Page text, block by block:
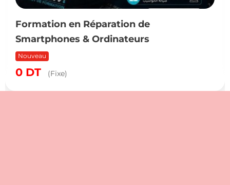
Formation en Réparation de
Smartphones & Ordinateurs
Nouveau
0 DT (Fixe)